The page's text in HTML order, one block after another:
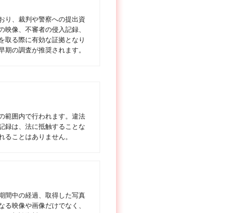
り、裁判や警察への提出資
像、不審者の侵入記録、
取る際に有効な証拠となり
の調査が推奨されます。
範囲内で行われます。違法
録は、法に抵触することな
ことはありません。
間中の経過、取得した写真
映像や画像だけでなく、